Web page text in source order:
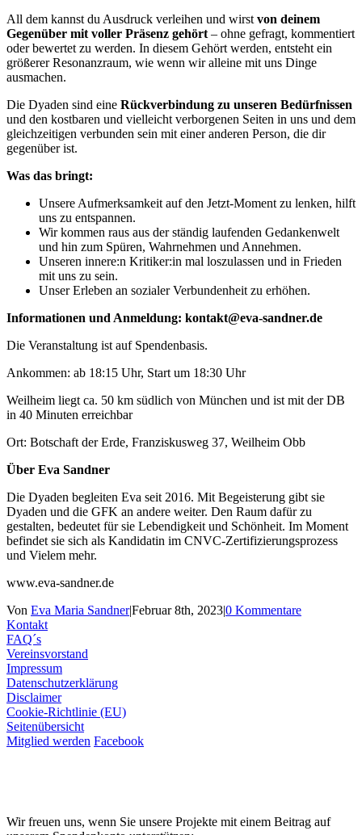
All dem kannst du Ausdruck verleihen und wirstvon deinem
Gegenüber mit voller Präsenz gehört– ohne gefragt, kommentiert
oder bewertet zu werden. In diesem Gehört werden, entsteht ein
größerer Resonanzraum, wie wenn wir alleine mit uns Dinge
ausmachen.
Die Dyaden sind eine Rückverbindung zu unseren Bedürfnissen
und den kostbaren und vielleicht verborgenen Seiten in uns und dem
gleichzeitigen verbunden sein mit einer anderen Person, die dir
gegenüber ist.
Was das bringt:
Unsere Aufmerksamkeit auf den Jetzt-Moment zu lenken, hilft
uns zu entspannen.
Wir kommen raus aus der ständig laufenden Gedankenwelt
und hin zum Spüren, Wahrnehmen und Annehmen.
Unseren innere:n Kritiker:in mal loszulassen und in Frieden
mit uns zu sein.
Unser Erleben an sozialer Verbundenheit zu erhöhen.
Informationen und Anmeldung: kontakt@eva-sandner.de
Die Veranstaltung ist auf Spendenbasis.
Ankommen: ab 18:15 Uhr, Start um 18:30 Uhr
Weilheim liegt ca. 50 km südlich von München und ist mit der DB
in 40 Minuten erreichbar
Ort: Botschaft der Erde, Franziskusweg 37, Weilheim Obb
Über Eva Sandner
Die Dyaden begleiten Eva seit 2016. Mit Begeisterung gibt sie
Dyaden und die GFK an andere weiter. Den Raum dafür zu
gestalten, bedeutet für sie Lebendigkeit und Schönheit. Im Moment
befindet sie sich als Kandidatin im CNVC-Zertifizierungsprozess
und Vielem mehr.
www.eva-sandner.de
Von Eva Maria Sandner|Februar 8th, 2023|0 Kommentare
Kontakt
FAQ´s
Vereinsvorstand
Impressum
Datenschutzerklärung
Disclaimer
Cookie-Richtlinie (EU)
Seitenübersicht
Mitglied werden Facebook
Wir freuen uns, wenn Sie unsere Projekte mit einem Beitrag auf